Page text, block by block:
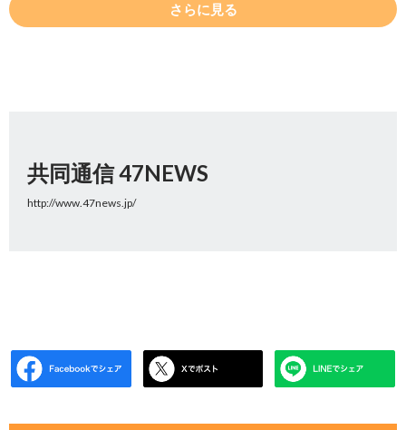
さらに見る
共同通信 47NEWS
http://www.47news.jp/